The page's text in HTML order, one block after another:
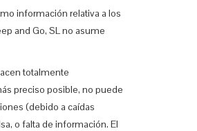
información relativa a los
and Go, SL no asume
totalmente
preciso posible, no puede
(debido a caídas
o falta de información. El